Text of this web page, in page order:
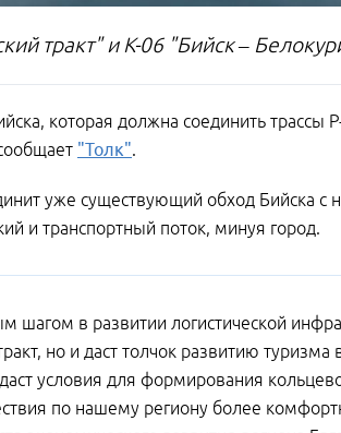
тракт" и К-06 "Бийск –
которая должна соединить трассы
"Толк".
уже существующий обход Бийска с
и транспортный поток, минуя город.
шагом в развитии логистической
но и даст толчок развитию
условия для формирования
по нашему региону более